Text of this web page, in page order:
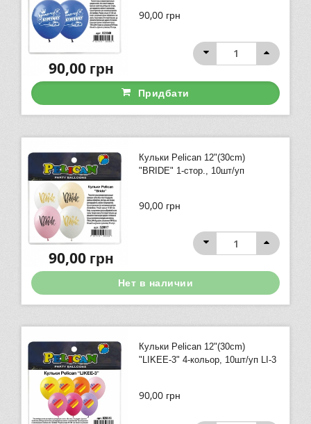
90,00 грн
90,00грн
Придбати
Кульки Pelican 12"(30сm)
"BRIDE" 1-стор., 10шт/уп
90,00 грн
90,00грн
Нет в наличии
Кульки Pelican 12"(30сm)
"LIKEE-3" 4-кольор, 10шт/уп LI-3
90,00 грн